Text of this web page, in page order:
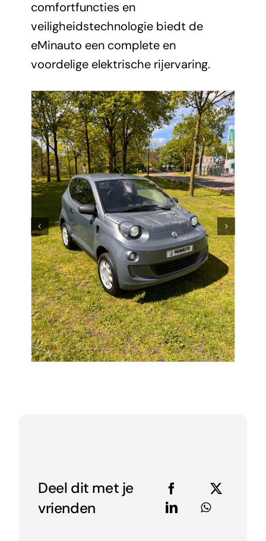
comfortfuncties en
veiligheidstechnologie biedt de
eMinauto een complete en
voordelige elektrische rijervaring.
Deel dit met je
vrienden